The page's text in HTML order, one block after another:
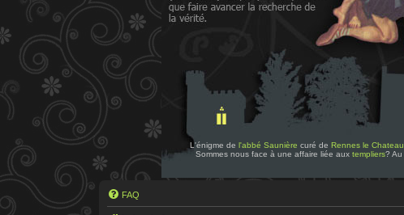
L'énigme de l'abbé Saunière curé de Rennes le Chateau
Sommes nous face à une affaire liée aux templiers? Au
FAQ